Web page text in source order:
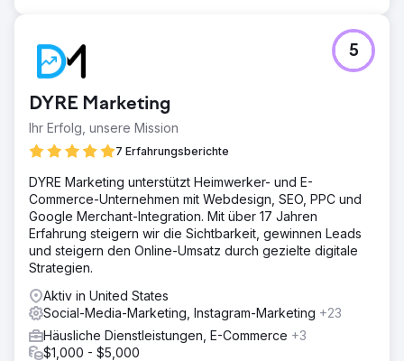
belegte das Unternehmen Platz 3 und im 13. Monat
sicherte es sich die Spitzenposition. Dies führte zu einem
Anstieg des organischen Traffics um 274 %, 29 Keywords
auf Seite 1 und einem jährlichen organischen Traffic-Wert
von 143.000 US-Dollar – und festigte damit seine Position
als führender Hypothekenmakler in Canberra.
DYRE Marketing
Ihr Erfolg, unsere Mission
7 Erfahrungsberichte
5
DYRE Marketing unterstützt Heimwerker- und E-
Commerce-Unternehmen mit Webdesign, SEO, PPC und
Google Merchant-Integration. Mit über 17 Jahren
Erfahrung steigern wir die Sichtbarkeit, gewinnen Leads
und steigern den Online-Umsatz durch gezielte digitale
Strategien.
Aktiv in United States
Social-Media-Marketing, Instagram-Marketing +23
Häusliche Dienstleistungen, E-Commerce +3
$1,000 - $5,000